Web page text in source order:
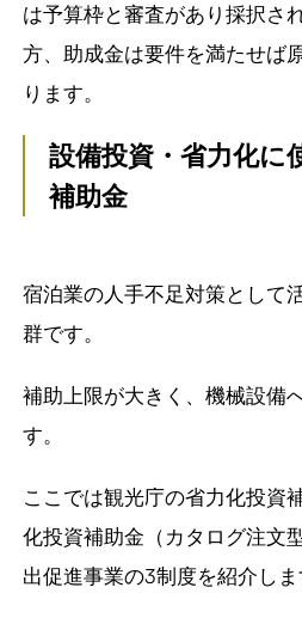
は予算枠と審査があり採択さ
方、助成金は要件を満たせば
ります。
設備投資・省力化に
補助金
宿泊業の人手不足対策として
群です。
補助上限が大きく、機械設備
す。
ここでは観光庁の省力化投資
化投資補助金（カタログ注文
出促進事業の3制度を紹介しま